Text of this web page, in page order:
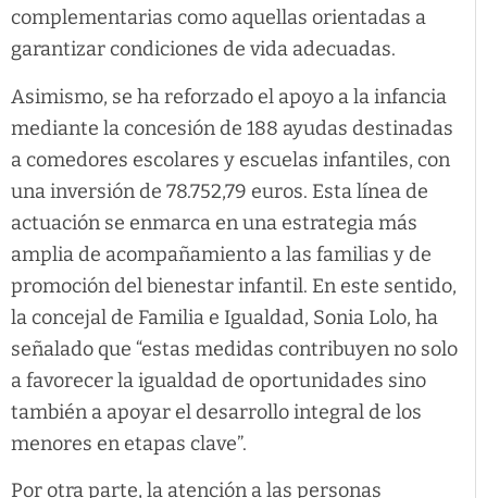
complementarias como aquellas orientadas a
garantizar condiciones de vida adecuadas.
Asimismo, se ha reforzado el apoyo a la infancia
mediante la concesión de 188 ayudas destinadas
a comedores escolares y escuelas infantiles, con
una inversión de 78.752,79 euros. Esta línea de
actuación se enmarca en una estrategia más
amplia de acompañamiento a las familias y de
promoción del bienestar infantil. En este sentido,
la concejal de Familia e Igualdad, Sonia Lolo, ha
señalado que “estas medidas contribuyen no solo
a favorecer la igualdad de oportunidades sino
también a apoyar el desarrollo integral de los
menores en etapas clave”.
Por otra parte, la atención a las personas